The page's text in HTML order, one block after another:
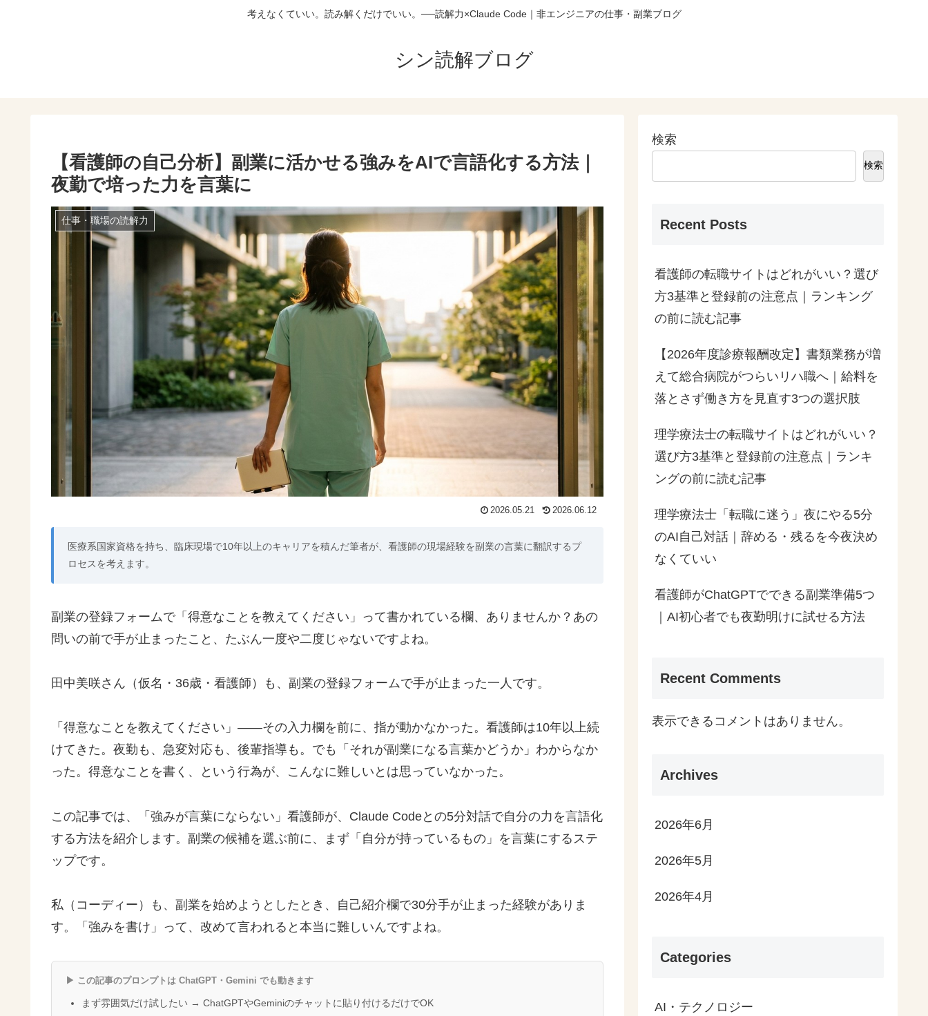
考えなくていい。読み解くだけでいい。──読解力×Claude Code｜非エンジニアの仕事・副業ブログ
シン読解ブログ
【看護師の自己分析】副業に活かせる強みをAIで言語化する方法｜
夜勤で培った力を言葉に
仕事・職場の読解力
2026.05.21 2026.06.12
医療系国家資格を持ち、臨床現場で10年以上のキャリアを積んだ筆者が、看護師の現場経験を副業の言葉に翻訳するプ
ロセスを考えます。
副業の登録フォームで「得意なことを教えてください」って書かれている欄、ありませんか？あの
問いの前で手が止まったこと、たぶん一度や二度じゃないですよね。
田中美咲さん（仮名・36歳・看護師）も、副業の登録フォームで手が止まった一人です。
「得意なことを教えてください」——その入力欄を前に、指が動かなかった。看護師は10年以上続
けてきた。夜勤も、急変対応も、後輩指導も。でも「それが副業になる言葉かどうか」わからなか
った。得意なことを書く、という行為が、こんなに難しいとは思っていなかった。
この記事では、「強みが言葉にならない」看護師が、Claude Codeとの5分対話で自分の力を言語化
する方法を紹介します。副業の候補を選ぶ前に、まず「自分が持っているもの」を言葉にするステ
ップです。
私（コーディー）も、副業を始めようとしたとき、自己紹介欄で30分手が止まった経験がありま
す。「強みを書け」って、改めて言われると本当に難しいんですよね。
▶ この記事のプロンプトは ChatGPT・Gemini でも動きます
まず雰囲気だけ試したい → ChatGPTやGeminiのチャットに貼り付けるだけでOK
検索
検索
Recent Posts
看護師の転職サイトはどれがいい？選び
方3基準と登録前の注意点｜ランキング
の前に読む記事
【2026年度診療報酬改定】書類業務が増
えて総合病院がつらいリハ職へ｜給料を
落とさず働き方を見直す3つの選択肢
理学療法士の転職サイトはどれがいい？
選び方3基準と登録前の注意点｜ランキ
ングの前に読む記事
理学療法士「転職に迷う」夜にやる5分
のAI自己対話｜辞める・残るを今夜決め
なくていい
看護師がChatGPTでできる副業準備5つ
｜AI初心者でも夜勤明けに試せる方法
Recent Comments
表示できるコメントはありません。
Archives
2026年6月
2026年5月
2026年4月
Categories
AI・テクノロジー